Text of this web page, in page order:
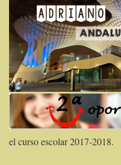
el curso escolar 2017-2018.